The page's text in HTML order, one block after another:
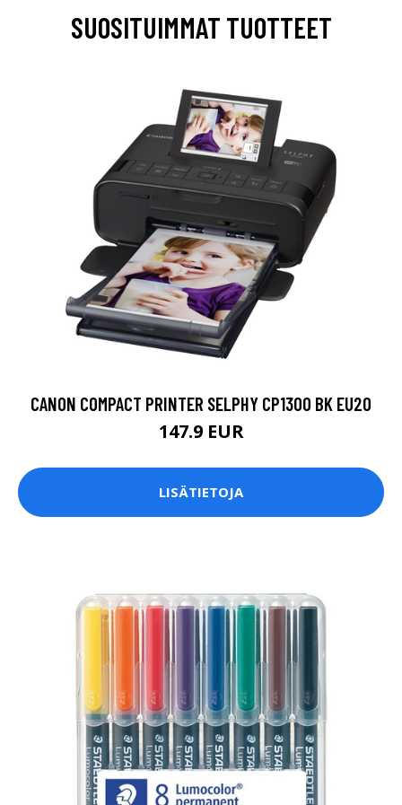
SUOSITUIMMAT TUOTTEET
CANON COMPACT PRINTER SELPHY CP1300 BK EU20
147.9 EUR
LISÄTIETOJA